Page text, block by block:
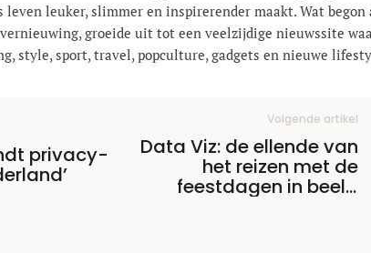
leven leuker, slimmer en inspirerender maakt. Wat
groeide uit tot een veelzijdige nieuwssite
style, sport, travel, popculture, gadgets en nieuwe
privacy-
Volgende artikel
Data Viz: de ellende van
het reizen met de
feestdagen in beeld